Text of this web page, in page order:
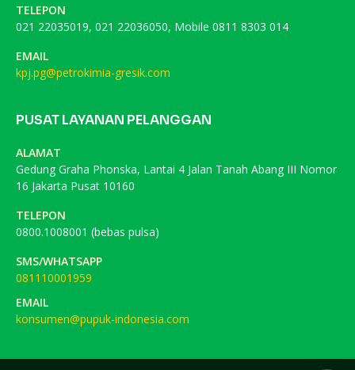
TELEPON
021 22035019, 021 22036050, Mobile 0811 8303 014
EMAIL
kpj.pg@petrokimia-gresik.com
PUSAT LAYANAN PELANGGAN
ALAMAT
Gedung Graha Phonska, Lantai 4 Jalan Tanah Abang III Nomor
16 Jakarta Pusat 10160
TELEPON
0800.1008001 (bebas pulsa)
SMS/WHATSAPP
081110001959
EMAIL
konsumen@pupuk-indonesia.com